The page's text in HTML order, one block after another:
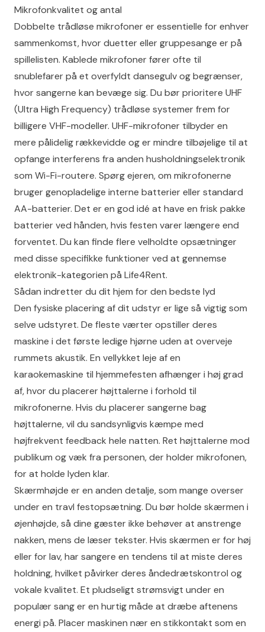
Mikrofonkvalitet og antal
Dobbelte trådløse mikrofoner er essentielle for enhver
sammenkomst, hvor duetter eller gruppesange er på
spillelisten. Kablede mikrofoner fører ofte til
snublefarer på et overfyldt dansegulv og begrænser,
hvor sangerne kan bevæge sig. Du bør prioritere UHF
(Ultra High Frequency) trådløse systemer frem for
billigere VHF-modeller. UHF-mikrofoner tilbyder en
mere pålidelig rækkevidde og er mindre tilbøjelige til at
opfange interferens fra anden husholdningselektronik
som Wi-Fi-routere. Spørg ejeren, om mikrofonerne
bruger genopladelige interne batterier eller standard
AA-batterier. Det er en god idé at have en frisk pakke
batterier ved hånden, hvis festen varer længere end
forventet. Du kan finde flere velholdte opsætninger
med disse specifikke funktioner ved at gennemse
elektronik-kategorien på Life4Rent.
Sådan indretter du dit hjem for den bedste lyd
Den fysiske placering af dit udstyr er lige så vigtig som
selve udstyret. De fleste værter opstiller deres
maskine i det første ledige hjørne uden at overveje
rummets akustik. En vellykket leje af en
karaokemaskine til hjemmefesten afhænger i høj grad
af, hvor du placerer højttalerne i forhold til
mikrofonerne. Hvis du placerer sangerne bag
højttalerne, vil du sandsynligvis kæmpe med
højfrekvent feedback hele natten. Ret højttalerne mod
publikum og væk fra personen, der holder mikrofonen,
for at holde lyden klar.
Skærmhøjde er en anden detalje, som mange overser
under en travl festopsætning. Du bør holde skærmen i
øjenhøjde, så dine gæster ikke behøver at anstrenge
nakken, mens de læser tekster. Hvis skærmen er for høj
eller for lav, har sangere en tendens til at miste deres
holdning, hvilket påvirker deres åndedrætskontrol og
vokale kvalitet. Et pludseligt strømsvigt under en
populær sang er en hurtig måde at dræbe aftenens
energi på. Placer maskinen nær en stikkontakt som en